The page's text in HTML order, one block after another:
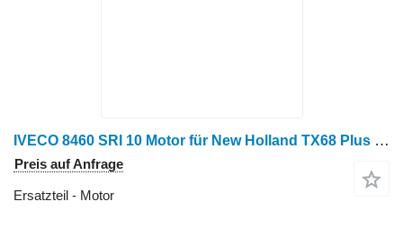
IVECO 8460 SRI 10 Motor für New Holland TX68 Plus Getreideernter
Preis auf Anfrage
Ersatzteil - Motor